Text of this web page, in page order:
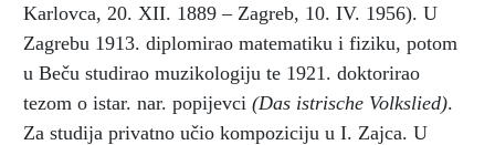
Karlovca, 20. XII. 1889 – Zagreb, 10. IV. 1956). U
Zagrebu 1913. diplomirao matematiku i fiziku, potom
u Beču studirao muzikologiju te 1921. doktorirao
tezom o istar. nar. popijevci (Das istrische Volkslied).
Za studija privatno učio kompoziciju u I. Zajca. U